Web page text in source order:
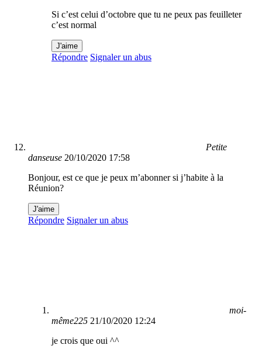
Si c’est celui d’octobre que tu ne peux pas feuilleter
c’est normal
J'aime
Répondre Signaler un abus
Petite
danseuse 20/10/2020 17:58
Bonjour, est ce que je peux m’abonner si j’habite à la
Réunion?
J'aime
Répondre Signaler un abus
moi-
même225 21/10/2020 12:24
je crois que oui ^^